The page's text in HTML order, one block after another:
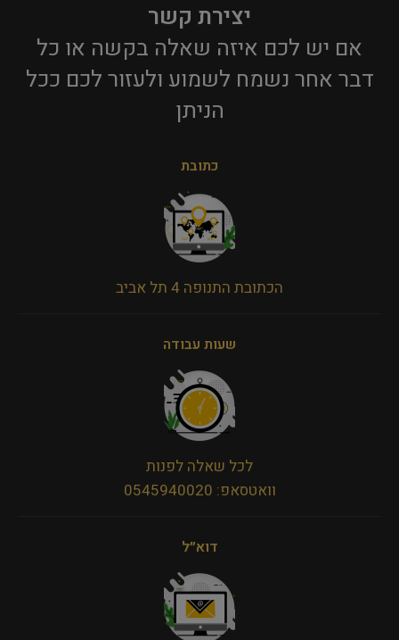
יצירת קשר
אם יש לכם איזה שאלה בקשה או כל
דבר אחר נשמח לשמוע ולעזור לכם ככל
הניתן​
כתובת
הכתובת התנופה 4 תל אביב
שעות עבודה
לכל שאלה לפנות
וואטסאפ: 0545940020
דוא״ל